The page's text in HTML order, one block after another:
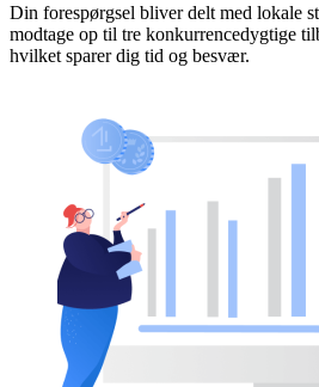
Din forespørgsel bliver delt med lokale
modtage op til tre konkurrencedygtige
hvilket sparer dig tid og besvær.